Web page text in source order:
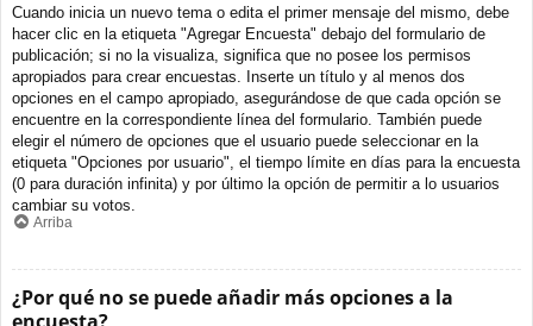
Cuando inicia un nuevo tema o edita el primer mensaje del mismo, debe
hacer clic en la etiqueta "Agregar Encuesta" debajo del formulario de
publicación; si no la visualiza, significa que no posee los permisos
apropiados para crear encuestas. Inserte un título y al menos dos
opciones en el campo apropiado, asegurándose de que cada opción se
encuentre en la correspondiente línea del formulario. También puede
elegir el número de opciones que el usuario puede seleccionar en la
etiqueta "Opciones por usuario", el tiempo límite en días para la encuesta
(0 para duración infinita) y por último la opción de permitir a lo usuarios
cambiar su votos.
Arriba
¿Por qué no se puede añadir más opciones a la